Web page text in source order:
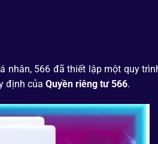
nhân, 566 đã thiết lập một quy
định của Quyền riêng tư 566.